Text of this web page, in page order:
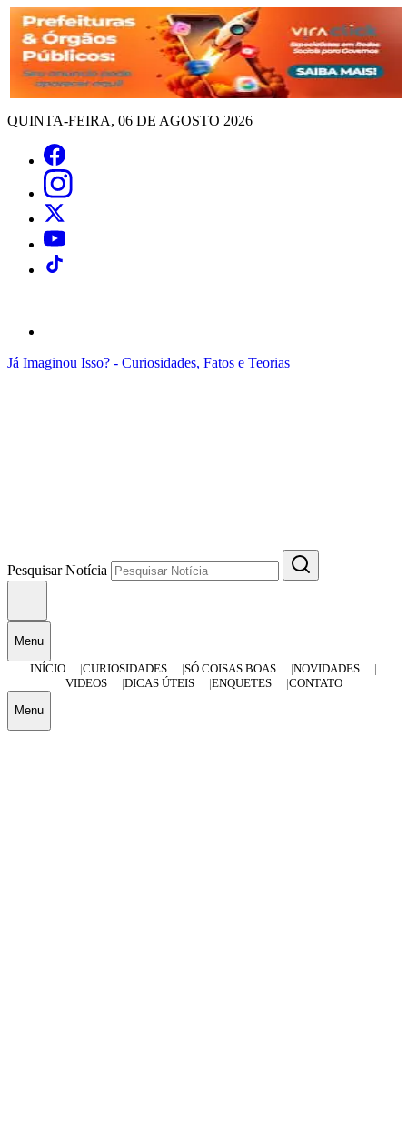
QUINTA-FEIRA, 06 DE AGOSTO 2026
Já Imaginou Isso? - Curiosidades, Fatos e Teorias
Pesquisar Notícia
Menu
INÍCIO
CURIOSIDADES SÓ COISAS BOAS
NOVIDADES
VIDEOS
DICAS ÚTEIS ENQUETES CONTATO
Menu